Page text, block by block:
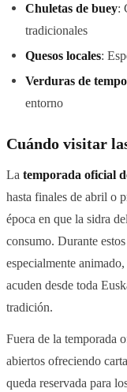
Chuletas de buey:
tradicionales
Quesos locales:
Verduras de
entorno
Cuándo visitar
La temporada oficial
hasta finales de abril o
época en que la sidra
consumo. Durante
especialmente
acuden desde toda
tradición.
Fuera de la temporada
abiertos ofreciendo
queda reservada para